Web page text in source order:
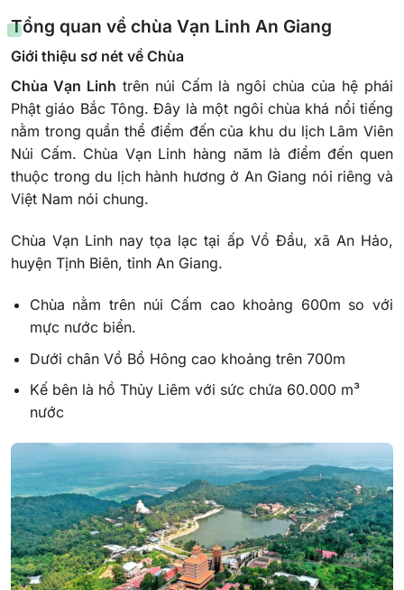
Tổng quan về chùa Vạn Linh An Giang
Giới thiệu sơ nét về Chùa
Chùa Vạn Linh trên núi Cấm là ngôi chùa của hệ phái
Phật giáo Bắc Tông. Đây là một ngôi chùa khá nổi tiếng
nằm trong quần thể điểm đến của khu du lịch Lâm Viên
Núi Cấm. Chùa Vạn Linh hàng năm là điểm đến quen
thuộc trong du lịch hành hương ở An Giang nói riêng và
Việt Nam nói chung.
Chùa Vạn Linh nay tọa lạc tại ấp Vồ Đầu, xã An Hảo,
huyện Tịnh Biên, tỉnh An Giang.
Chùa nằm trên núi Cấm cao khoảng 600m so với
mực nước biển.
Dưới chân Vồ Bồ Hông cao khoảng trên 700m
Kế bên là hồ Thủy Liêm với sức chứa 60.000 m³
nước